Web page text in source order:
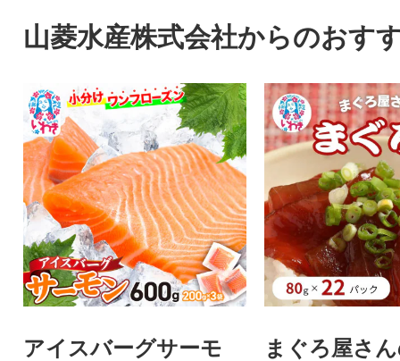
山菱水産株式会社からのおす
アイスバーグサーモ
まぐろ屋さ